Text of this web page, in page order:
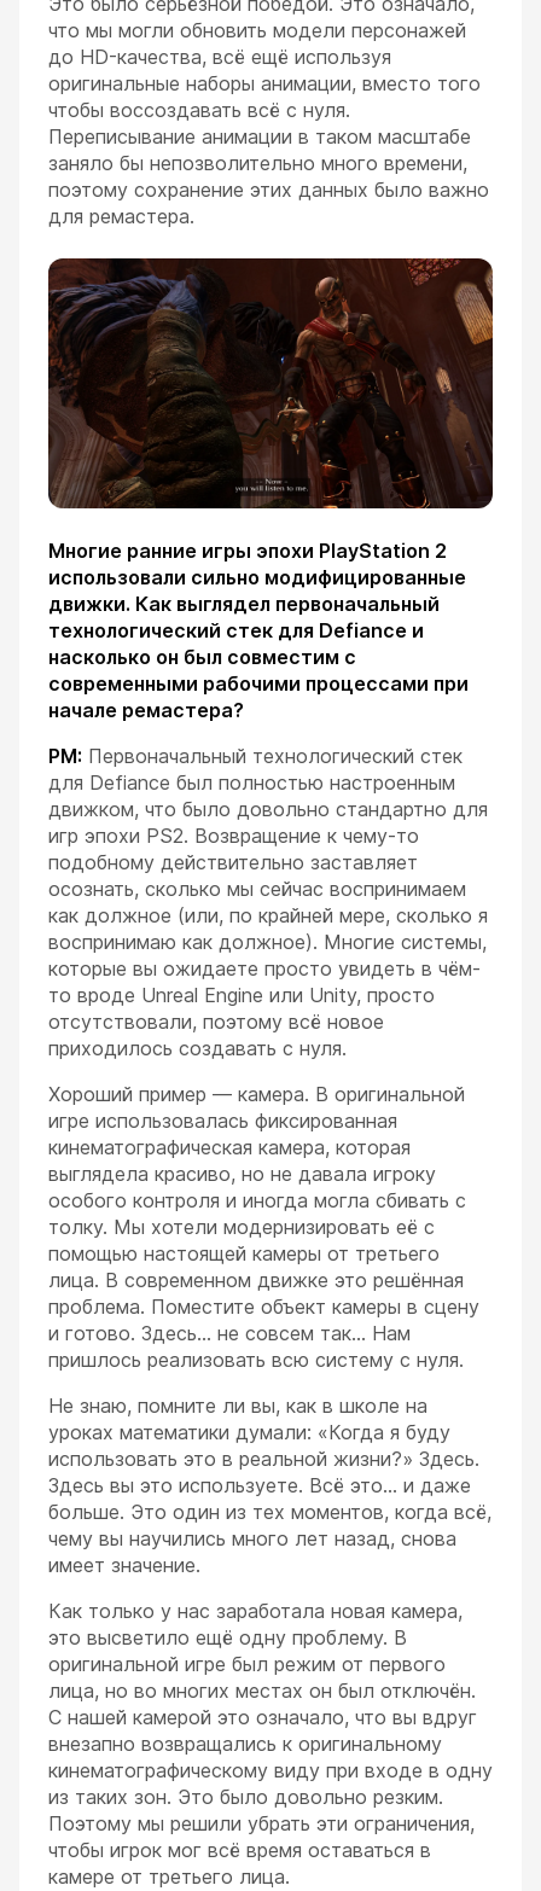
что мы могли обновить модели персонажей
до HD-качества, всё ещё используя
оригинальные наборы анимации, вместо того
чтобы воссоздавать всё с нуля.
Переписывание анимации в таком масштабе
заняло бы непозволительно много времени,
поэтому сохранение этих данных было важно
для ремастера.
Многие ранние игры эпохи PlayStation 2
использовали сильно модифицированные
движки. Как выглядел первоначальный
технологический стек для Defiance и
насколько он был совместим с
современными рабочими процессами при
начале ремастера?
РМ: Первоначальный технологический стек
для Defiance был полностью настроенным
движком, что было довольно стандартно для
игр эпохи PS2. Возвращение к чему-то
подобному действительно заставляет
осознать, сколько мы сейчас воспринимаем
как должное (или, по крайней мере, сколько я
воспринимаю как должное). Многие системы,
которые вы ожидаете просто увидеть в чём-
то вроде Unreal Engine или Unity, просто
отсутствовали, поэтому всё новое
приходилось создавать с нуля.
Хороший пример — камера. В оригинальной
игре использовалась фиксированная
кинематографическая камера, которая
выглядела красиво, но не давала игроку
особого контроля и иногда могла сбивать с
толку. Мы хотели модернизировать её с
помощью настоящей камеры от третьего
лица. В современном движке это решённая
проблема. Поместите объект камеры в сцену
и готово. Здесь... не совсем так... Нам
пришлось реализовать всю систему с нуля.
Не знаю, помните ли вы, как в школе на
уроках математики думали: «Когда я буду
использовать это в реальной жизни?» Здесь.
Здесь вы это используете. Всё это... и даже
больше. Это один из тех моментов, когда всё,
чему вы научились много лет назад, снова
имеет значение.
Как только у нас заработала новая камера,
это высветило ещё одну проблему. В
оригинальной игре был режим от первого
лица, но во многих местах он был отключён.
С нашей камерой это означало, что вы вдруг
внезапно возвращались к оригинальному
кинематографическому виду при входе в одну
из таких зон. Это было довольно резким.
Поэтому мы решили убрать эти ограничения,
чтобы игрок мог всё время оставаться в
камере от третьего лица.